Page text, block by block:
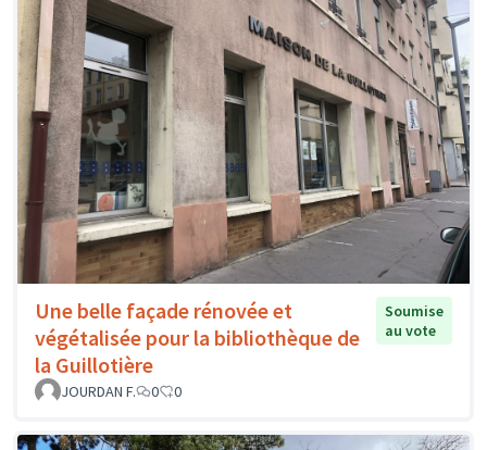
Une belle façade rénovée et
végétalisée pour la bibliothèque de
la Guillotière
Soumise
au vote
JOURDAN F. 0 0